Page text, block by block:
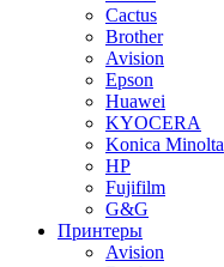
Cactus
Brother
Avision
Epson
Huawei
KYOCERA
Konica Minolta
HP
Fujifilm
G&G
Принтеры
Avision